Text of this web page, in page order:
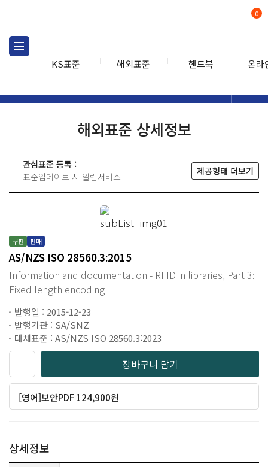
KS표준 해외표준 핸드북 온라
0
해외표준 상세정보
관심표준 등록 :
표준업데이트 시 알림서비스
제공형태 더보기
구판 판매
AS/NZS ISO 28560.3:2015
Information and documentation - RFID in libraries, Part 3:
Fixed length encoding
발행일 : 2015-12-23
발행기관 : SA/SNZ
대체표준 : AS/NZS ISO 28560.3:2023
장바구니 담기
[영어]보안PDF 124,900원
상세정보